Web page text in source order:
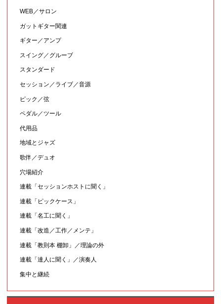
WEB／サロン
ガットギター関連
ギター／アンプ
スイング／グルーブ
スタンダード
セッション／ライブ／音源
ピック／弦
ペダル／ツール
代用品
地域とジャズ
歌伴／デュオ
穴場紹介
連載「セッションホストに聞く」
連載「ピックケース」
連載「名工に聞く」
連載「改造／工作／メンテ」
連載「教則本 棚卸」／理論の外
連載「達人に聞く」／演奏人
集中と継続